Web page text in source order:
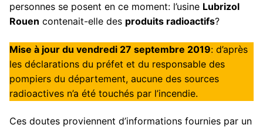
personnes se posent en ce moment: l’usine Lubrizol
Rouen contenait-elle des produits radioactifs?
Mise à jour du vendredi 27 septembre 2019: d’après
les déclarations du préfet et du responsable des
pompiers du département, aucune des sources
radioactives n’a été touchés par l’incendie.
Ces doutes proviennent d’informations fournies par un